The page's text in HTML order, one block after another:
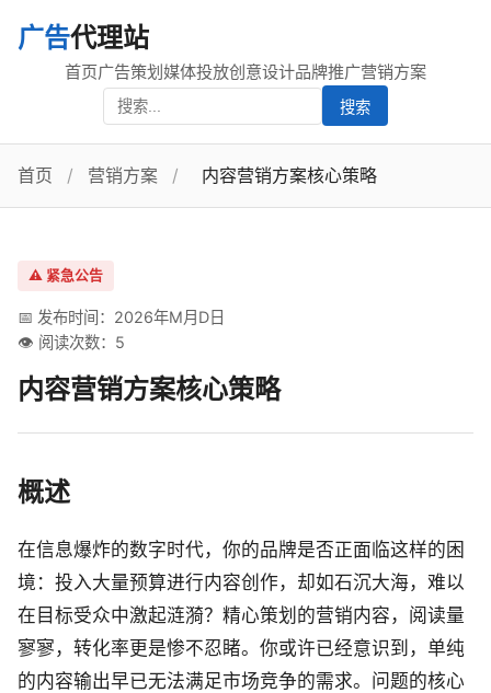
广告代理站
首页广告策划媒体投放创意设计品牌推广营销方案
搜索
首页 / 营销方案 / 内容营销方案核心策略
⚠️ 紧急公告
📅 发布时间：2026年M月D日
👁️ 阅读次数：5
内容营销方案核心策略
概述
在信息爆炸的数字时代，你的品牌是否正面临这样的困
境：投入大量预算进行内容创作，却如石沉大海，难以
在目标受众中激起涟漪？精心策划的营销内容，阅读量
寥寥，转化率更是惨不忍睹。你或许已经意识到，单纯
的内容输出早已无法满足市场竞争的需求。问题的核心